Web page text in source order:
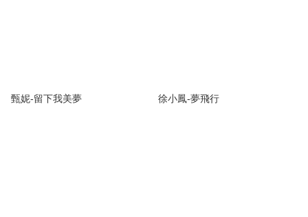
甄妮-留下我美夢 徐小鳳-夢飛行